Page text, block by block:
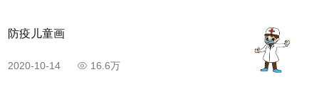
防疫儿童画
2020-10-14 16.6万